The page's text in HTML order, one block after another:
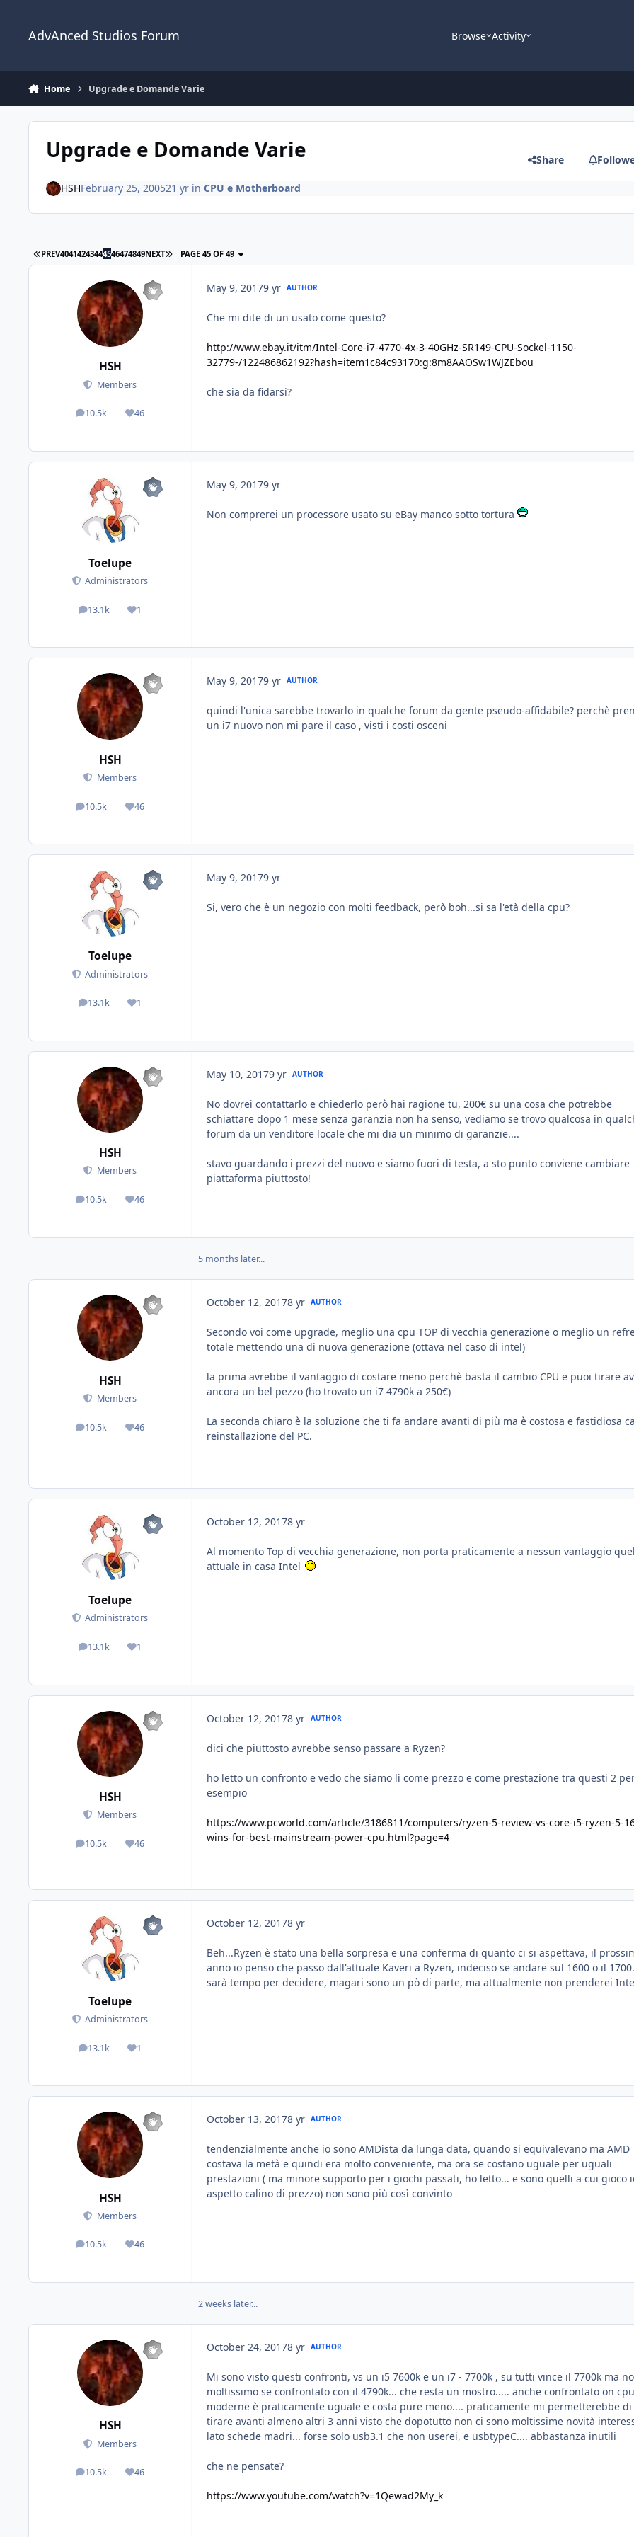
AdvAnced Studios Forum Browse Activity
Home Upgrade e Domande Varie
Upgrade e Domande Varie Share
HSHFebruary 25, 200521 yrin CPU e Motherboard
PREV40414243444546474849NEXT PAGE 45 OF 49
HSH
Members
10.5k
posts 46
Reputation
May 9, 20179 yr AUTHOR
Che mi dite di un usato come questo?
http://www.ebay.it/itm/Intel-Core-i7-4770-4x-3-40GHz-SR149-CPU-Sockel-1150-
32779-/122486862192?hash=item1c84c93170:g:8m8AAOSw1WJZEbou
che sia da fidarsi?
Toelupe
Administrators
13.1k
posts 1
Reputation
May 9, 20179 yr
Non comprerei un processore usato su eBay manco sotto tortura
HSH
Members
10.5k
posts 46
Reputation
May 9, 20179 yr AUTHOR
quindi l'unica sarebbe trovarlo in qualche forum da gente pseudo-affidabile? perchè
un i7 nuovo non mi pare il caso , visti i costi osceni
Toelupe
Administrators
13.1k
posts 1
Reputation
May 9, 20179 yr
Si, vero che è un negozio con molti feedback, però boh...si sa l'età della cpu?
HSH
Members
10.5k
posts 46
Reputation
May 10, 20179 yr AUTHOR
No dovrei contattarlo e chiederlo però hai ragione tu, 200€ su una cosa che potrebbe
schiattare dopo 1 mese senza garanzia non ha senso, vediamo se trovo qualcosa in
forum da un venditore locale che mi dia un minimo di garanzie....
stavo guardando i prezzi del nuovo e siamo fuori di testa, a sto punto conviene cambiare
piattaforma piuttosto!
5 months later...
HSH
Members
10.5k
posts 46
Reputation
October 12, 20178 yr AUTHOR
Secondo voi come upgrade, meglio una cpu TOP di vecchia generazione o meglio un
totale mettendo una di nuova generazione (ottava nel caso di intel)
la prima avrebbe il vantaggio di costare meno perchè basta il cambio CPU e puoi tirare
ancora un bel pezzo (ho trovato un i7 4790k a 250€)
La seconda chiaro è la soluzione che ti fa andare avanti di più ma è costosa e fastidiosa
reinstallazione del PC.
Toelupe
Administrators
13.1k
posts 1
Reputation
October 12, 20178 yr
Al momento Top di vecchia generazione, non porta praticamente a nessun vantaggio
attuale in casa Intel
HSH
Members
10.5k
posts 46
Reputation
October 12, 20178 yr AUTHOR
dici che piuttosto avrebbe senso passare a Ryzen?
ho letto un confronto e vedo che siamo li come prezzo e come prestazione tra questi 2
esempio
https://www.pcworld.com/article/3186811/computers/ryzen-5-review-vs-core-i5-ryzen-5-
wins-for-best-mainstream-power-cpu.html?page=4
Toelupe
Administrators
13.1k
posts 1
Reputation
October 12, 20178 yr
Beh...Ryzen è stato una bella sorpresa e una conferma di quanto ci si aspettava, il
anno io penso che passo dall'attuale Kaveri a Ryzen, indeciso se andare sul 1600 o il
sarà tempo per decidere, magari sono un pò di parte, ma attualmente non prenderei
HSH
Members
10.5k
posts 46
Reputation
October 13, 20178 yr AUTHOR
tendenzialmente anche io sono AMDista da lunga data, quando si equivalevano ma AMD
costava la metà e quindi era molto conveniente, ma ora se costano uguale per uguali
prestazioni ( ma minore supporto per i giochi passati, ho letto... e sono quelli a cui gioco
aspetto calino di prezzo) non sono più così convinto
2 weeks later...
HSH
Members
10.5k
posts 46
Reputation
October 24, 20178 yr AUTHOR
Mi sono visto questi confronti, vs un i5 7600k e un i7 - 7700k , su tutti vince il 7700k ma
moltissimo se confrontato con il 4790k... che resta un mostro..... anche confrontato on cpu
moderne è praticamente uguale e costa pure meno.... praticamente mi permetterebbe di
tirare avanti almeno altri 3 anni visto che dopotutto non ci sono moltissime novità
lato schede madri... forse solo usb3.1 che non userei, e usbtypeC.... abbastanza inutili
che ne pensate?
https://www.youtube.com/watch?v=1Qewad2My_k